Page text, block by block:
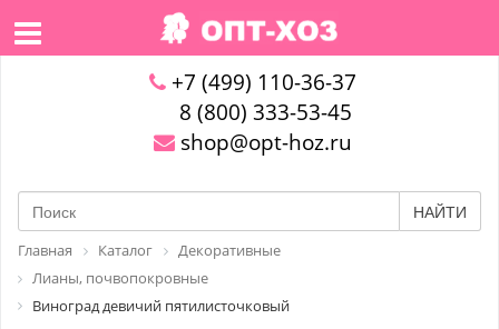
+7 (499) 110-36-37
8 (800) 333-53-45
shop@opt-hoz.ru
НАЙТИ
Главная Каталог
Декоративные
Лианы, почвопокровные
Виноград девичий пятилисточковый